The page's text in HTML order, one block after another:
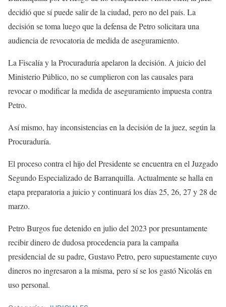
decidió que sí puede salir de la ciudad, pero no del país. La
decisión se toma luego que la defensa de Petro solicitara una
audiencia de revocatoria de medida de aseguramiento.
La Fiscalía y la Procuraduría apelaron la decisión. A juicio del
Ministerio Público, no se cumplieron con las causales para
revocar o modificar la medida de aseguramiento impuesta contra
Petro.
Así mismo, hay inconsistencias en la decisión de la juez, según la
Procuraduría.
El proceso contra el hijo del Presidente se encuentra en el Juzgado
Segundo Especializado de Barranquilla. Actualmente se halla en
etapa preparatoria a juicio y continuará los días 25, 26, 27 y 28 de
marzo.
Petro Burgos fue detenido en julio del 2023 por presuntamente
recibir dinero de dudosa procedencia para la campaña
presidencial de su padre, Gustavo Petro, pero supuestamente cuyo
dineros no ingresaron a la misma, pero sí se los gastó Nicolás en
uso personal.